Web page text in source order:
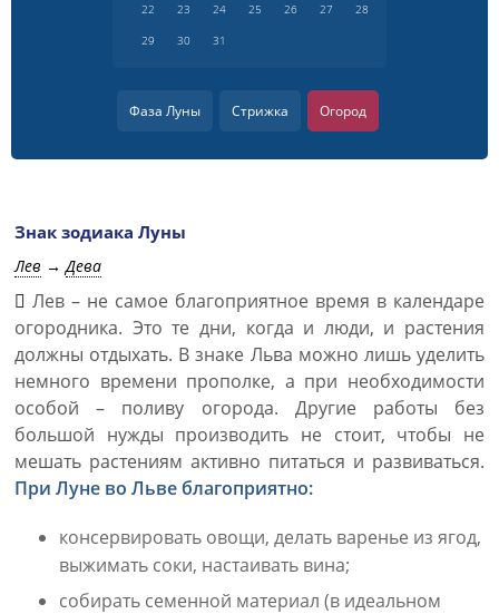
22
23 24 25 26 27
28
29
30 31
Фаза Луны Стрижка Огород
Знак зодиака Луны
Лев →Дева
Лев – не самое благоприятное время в календаре
огородника. Это те дни, когда и люди, и растения
должны отдыхать. В знаке Льва можно лишь уделить
немного времени прополке, а при необходимости
особой – поливу огорода. Другие работы без
большой нужды производить не стоит, чтобы не
мешать растениям активно питаться и развиваться.
При Луне во Льве благоприятно:
консервировать овощи, делать варенье из ягод,
выжимать соки, настаивать вина;
собирать семенной материал (в идеальном